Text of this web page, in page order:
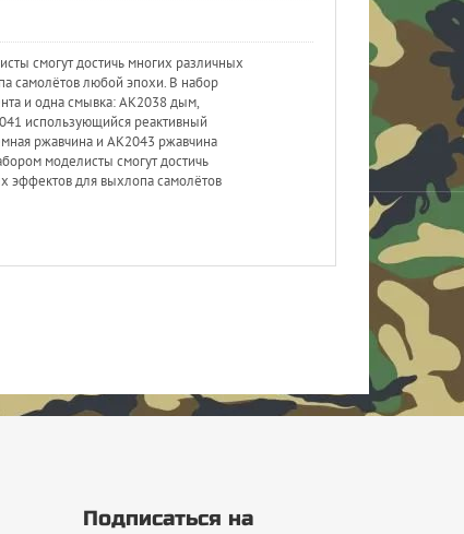
смогут достичь многих различных
самолётов любой эпохи. В набор
и одна смывка: AK2038 дым,
использующийся реактивный
ржавчина и AK2043 ржавчина
моделисты смогут достичь
эффектов для выхлопа самолётов
Подписаться на